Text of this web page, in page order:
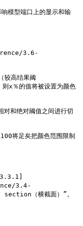
模型端口上的显示和输
3.6-
较高结果阈
％的值将被设置为颜色
和绝对阈值之间进行切
将足矣把颜色范围限制
3.4-
（横截面）”。